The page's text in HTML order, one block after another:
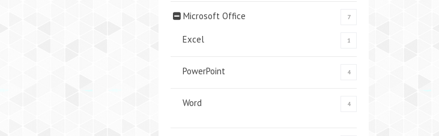
Microsoft Office 7
Excel 1
PowerPoint 4
Word 4